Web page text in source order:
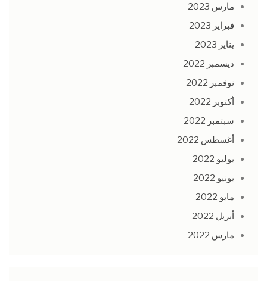
مارس 2023
فبراير 2023
يناير 2023
ديسمبر 2022
نوفمبر 2022
أكتوبر 2022
سبتمبر 2022
أغسطس 2022
يوليو 2022
يونيو 2022
مايو 2022
أبريل 2022
مارس 2022